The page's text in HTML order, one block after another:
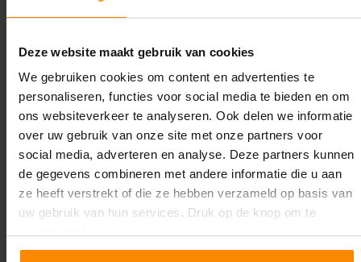
Deze website maakt gebruik van cookies
We gebruiken cookies om content en advertenties te
personaliseren, functies voor social media te bieden en om
ons websiteverkeer te analyseren. Ook delen we informatie
over uw gebruik van onze site met onze partners voor
social media, adverteren en analyse. Deze partners kunnen
de gegevens combineren met andere informatie die u aan
ze heeft verstrekt of die ze hebben verzameld op basis van
uw gebruik van hun services. Druk op de knop om te
Liggerlengte:
3.600 mm
Aantal niveaus:
4
Kleur staanders:
Blauw
Draagkracht per liggerniveau: